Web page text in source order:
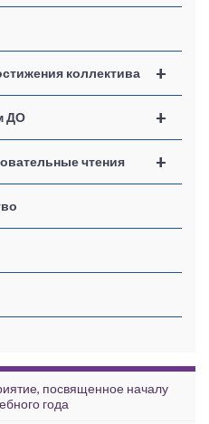
+
коллектива
+
ДО
+
чтения
посвященное началу
года